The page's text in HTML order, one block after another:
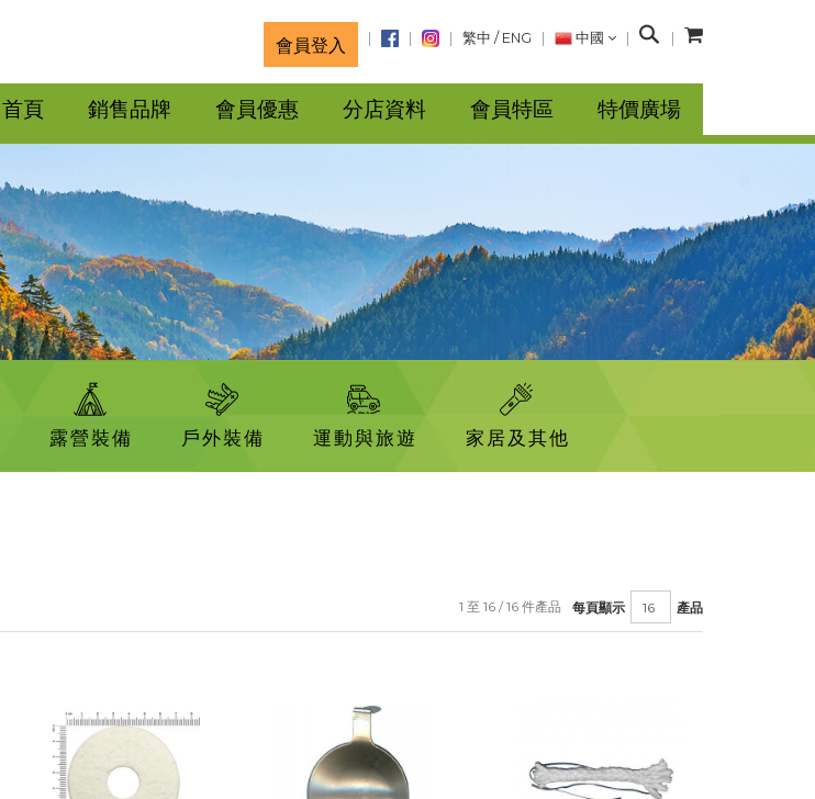
會員登入 繁中 / ENG 中國
搜
首頁 銷售品牌 會員優惠 分店資料 會員特區 特價廣場
露營裝備 戶外裝備 運動與旅遊 家居及其他
每頁顯示 產品
1 至 16 / 16 件產品